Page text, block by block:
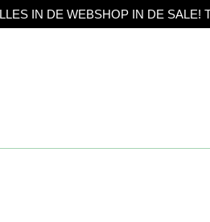
IN DE SALE! TOT